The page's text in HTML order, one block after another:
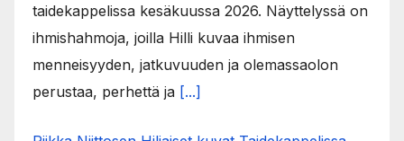
taidekappelissa kesäkuussa 2026. Näyttelyssä on
ihmishahmoja, joilla Hilli kuvaa ihmisen
menneisyyden, jatkuvuuden ja olemassaolon
perustaa, perhettä ja [...]